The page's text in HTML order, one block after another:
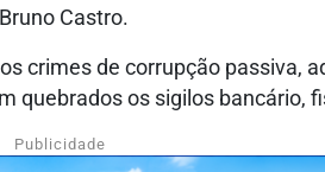
Castro.
crimes de corrupção passiva,
quebrados os sigilos bancário,
Publicidade